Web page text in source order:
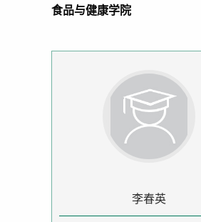
食品与健康学院
李春英